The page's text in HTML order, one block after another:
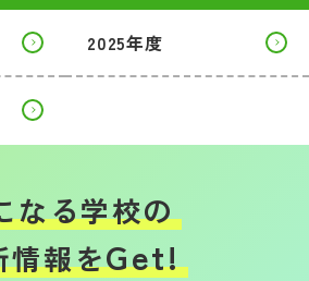
2025年度
なる学校の
情報をGet!